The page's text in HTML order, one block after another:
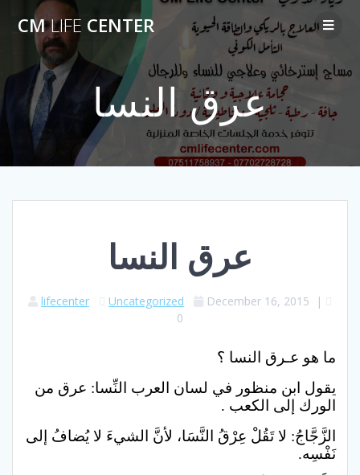
Skip
CMLIFE CENTER
عرق النسا
عرق النسا
lifecenter Uncategorized December 16, 2015 |
0
ما هو عـرق النسا ؟
يقول ابن منظور في لسان العرب النِّسا: عرق من
الورك إلى الكعب .
الزَّجَّاجُ: لا تَقُلْ عِرْقُ النَّسَا، لأنَّ الشيءَ لا يُضافُ إلى
نَفْسِه.‏